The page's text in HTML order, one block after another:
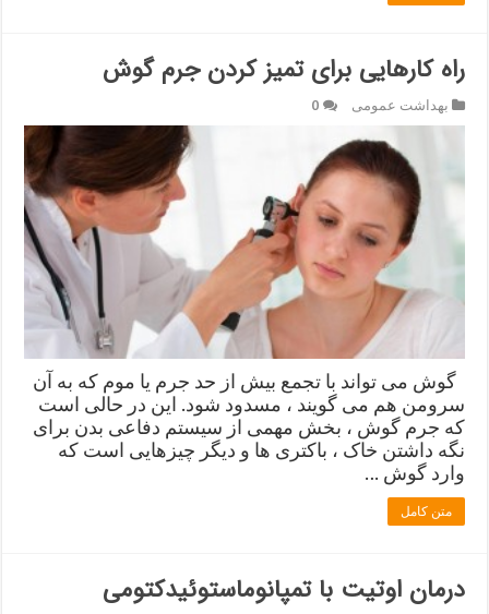
راه کارهایی برای تمیز کردن جرم گوش
بهداشت عمومی 0
گوش می تواند با تجمع بیش از حد جرم یا موم که به آن
سرومن هم می گویند ، مسدود شود. این در حالی است
که جرم گوش ، بخش مهمی از سیستم دفاعی بدن برای
نگه داشتن خاک ، باکتری ها و دیگر چیزهایی است که
وارد گوش …
متن کامل
درمان اوتیت با تمپانوماستوئیدکتومی